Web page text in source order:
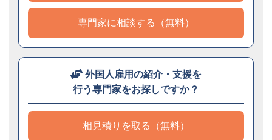
専門家に相談する（無料）
外国人雇用の紹介・支援を
行う専門家をお探しですか？
相見積りを取る（無料）